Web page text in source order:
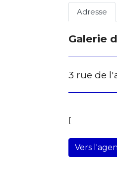
Adresse
Galerie
3 rue de
[
Vers